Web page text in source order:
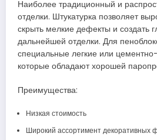
Наиболее традиционный и
отделки. Штукатурка позволяет
скрыть мелкие дефекты и создать
дальнейшей отделки. Для
специальные легкие или
которые обладают хорошей
Преимущества:
Низкая стоимость
Широкий ассортимент декоративных